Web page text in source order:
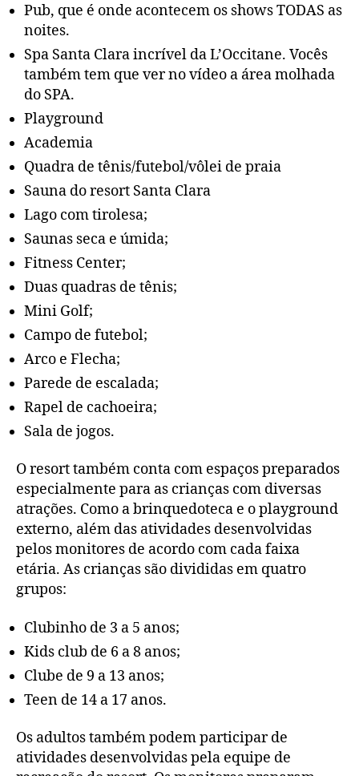
Pub, que é onde acontecem os shows TODAS as
noites.
Spa Santa Clara incrível da L’Occitane. Vocês
também tem que ver no vídeo a área molhada
do SPA.
Playground
Academia
Quadra de tênis/futebol/vôlei de praia
Sauna do resort Santa Clara
Lago com tirolesa;
Saunas seca e úmida;
Fitness Center;
Duas quadras de tênis;
Mini Golf;
Campo de futebol;
Arco e Flecha;
Parede de escalada;
Rapel de cachoeira;
Sala de jogos.
O resort também conta com espaços preparados
especialmente para as crianças com diversas
atrações. Como a brinquedoteca e o playground
externo, além das atividades desenvolvidas
pelos monitores de acordo com cada faixa
etária. As crianças são divididas em quatro
grupos:
Clubinho de 3 a 5 anos;
Kids club de 6 a 8 anos;
Clube de 9 a 13 anos;
Teen de 14 a 17 anos.
Os adultos também podem participar de
atividades desenvolvidas pela equipe de